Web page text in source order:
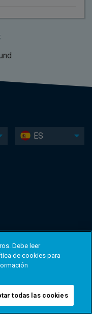
ES
Debe leer
de cookies para
todas las cookies